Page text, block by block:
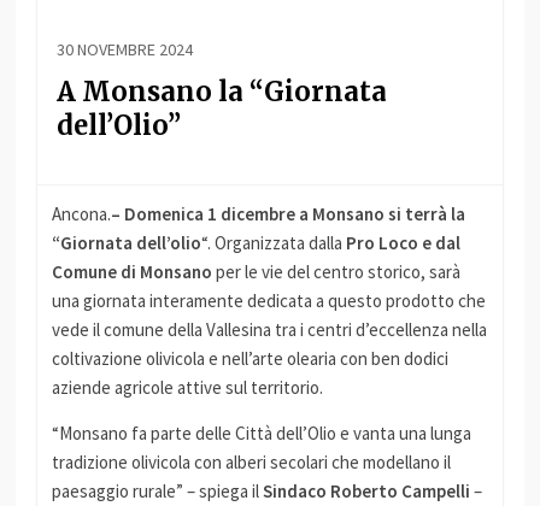
30 NOVEMBRE 2024
A Monsano la “Giornata
dell’Olio”
Ancona.– Domenica 1 dicembre a Monsano si terrà la
“Giornata dell’olio“. Organizzata dalla Pro Loco e dal
Comune di Monsano per le vie del centro storico, sarà
una giornata interamente dedicata a questo prodotto che
vede il comune della Vallesina tra i centri d’eccellenza nella
coltivazione olivicola e nell’arte olearia con ben dodici
aziende agricole attive sul territorio.
“Monsano fa parte delle Città dell’Olio e vanta una lunga
tradizione olivicola con alberi secolari che modellano il
paesaggio rurale” – spiega ilSindaco Roberto Campelli –